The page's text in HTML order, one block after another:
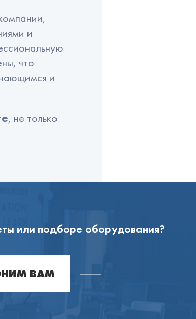
и
что
и
, не только
или подборе оборудования?
ВАМ